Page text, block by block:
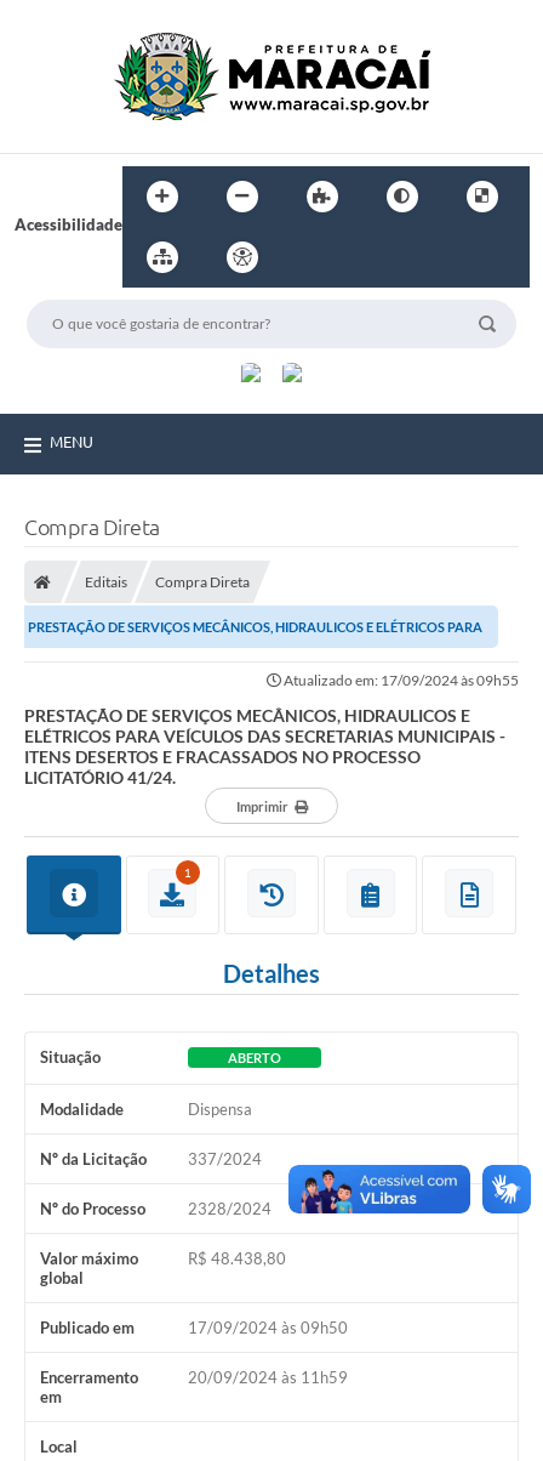
Acessibilidade
MENU
Compra Direta
Editais Compra Direta
PRESTAÇÃO DE SERVIÇOS MECÂNICOS, HIDRAULICOS E ELÉTRICOS PARA
Atualizado em: 17/09/2024 às 09h55
PRESTAÇÃO DE SERVIÇOS MECÂNICOS, HIDRAULICOS E
ELÉTRICOS PARA VEÍCULOS DAS SECRETARIAS MUNICIPAIS -
ITENS DESERTOS E FRACASSADOS NO PROCESSO
LICITATÓRIO 41/24.
Imprimir
1
Detalhes
Situação ABERTO
Modalidade Dispensa
Nº da Licitação 337/2024
Nº do Processo 2328/2024
Valor máximo
global
R$ 48.438,80
Publicado em 17/09/2024 às 09h50
Encerramento
em
20/09/2024 às 11h59
Local